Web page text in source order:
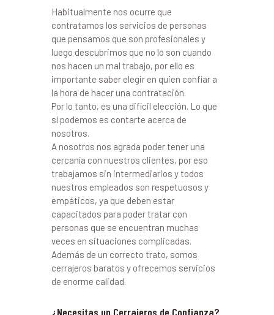
Habitualmente nos ocurre que
contratamos los servicios de personas
que pensamos que son profesionales y
luego descubrimos que no lo son cuando
nos hacen un mal trabajo, por ello es
importante saber elegir en quien confiar a
la hora de hacer una contratación.
Por lo tanto, es una difícil elección. Lo que
sí podemos es contarte acerca de
nosotros.
A nosotros nos agrada poder tener una
cercanía con nuestros clientes, por eso
trabajamos sin intermediarios y todos
nuestros empleados son respetuosos y
empáticos, ya que deben estar
capacitados para poder tratar con
personas que se encuentran muchas
veces en situaciones complicadas.
Además de un correcto trato, somos
cerrajeros baratos y ofrecemos servicios
de enorme calidad.
¿Necesitas un Cerrajeros de Confianza?